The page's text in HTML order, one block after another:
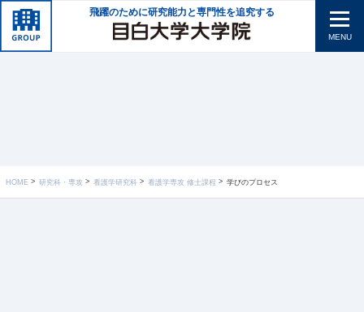
飛躍のために研究能力と専門性を追究する
MENU
HOME 研究科・専攻 看護学研究科 看護学専攻 修士課程 学びのプロセス